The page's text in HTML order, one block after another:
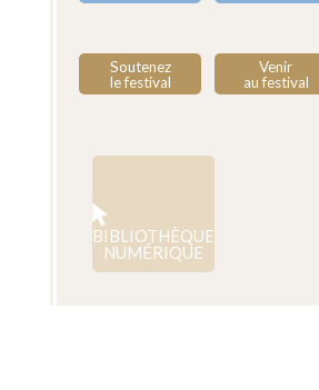
Soutenez
le festival
Venir
au festival
BIBLIOTHÈQUE
NUMÉRIQUE